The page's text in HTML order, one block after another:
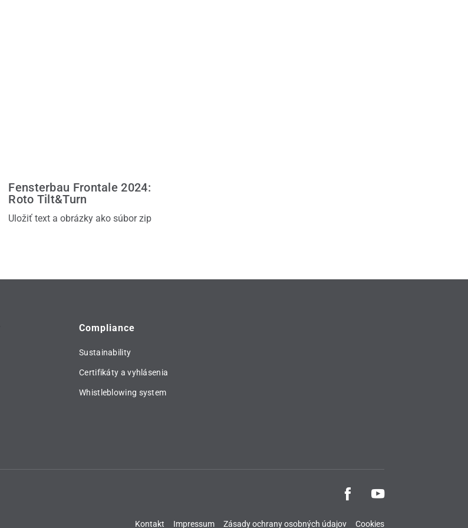
Fensterbau Frontale 2024:
Roto Tilt&Turn
Uložiť text a obrázky ako súbor zip
Compliance
Sustainability
Certifikáty a vyhlásenia
Whistleblowing system
Kontakt Impressum Zásady ochrany osobných údajov Cookies